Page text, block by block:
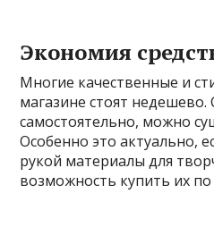
Экономия
Многие качественные и
магазине стоят недешево.
самостоятельно, можно
Особенно это актуально,
рукой материалы для
возможность купить их